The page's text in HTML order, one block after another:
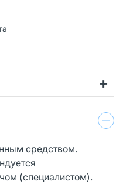
средством.
(специалистом).